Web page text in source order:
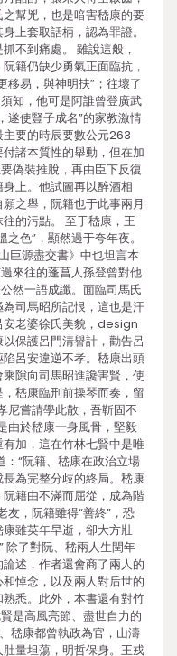
幫兇，也是暗害嵇康的要
上套取話柄，認為罪證。
不到痛處。 雖說這般，
籍仍缺少勇氣正面臨抗，
移易，與神明扶”；往壞了
知，他可是阿誰曾登廣武
遂使豎子成名”的家教激情
要的時辰要數公元263
諸本質性的舉動，但在加
偽裝推脫，再由臣下反復
上。他試圖再以醉酒相
之舉，阮籍也于此事兩月
的污點。 至于嵇康，王
色”，顯然過于夸年夜。
巨源盡交書》中也坦言本
來往的蓬菖人孫登曾對他
然一語成讖。面臨司馬氏
司馬昭所記恨，這也是汗
安老婆徐氏美貌，design
保護呂門清譽計，勸告呂
呂安違逆不孝。嵇康出頭
隙向司馬昭進讒害賢，使
嵇康臨刑前操琴而奏，留
尼嘗請學此散，吾靳固不
由於嵇康一身風骨，堅毅
加，這在竹林七賢中是唯
“阮籍、嵇康在政治立場
為完整分歧的終局。嵇康
籍由不滿而屈從，成為階
友，阮籍雖得“善終”，恐
雖英年早逝，卻大方壯
除了對阮、嵇兩人生閏年
述，作者還會商了兩人的
悼念，以及兩人對后世的
悉。此外，本書還有對竹
是高風亮節、盡世自力的
嵇康都曾執政為官，山濤
量坦蕩，明哲保身。王戎